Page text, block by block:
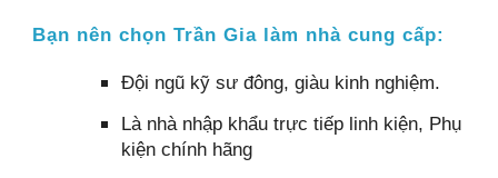
Bạn nên chọn Trần Gia làm nhà cung cấp:
Đội ngũ kỹ sư đông, giàu kinh nghiệm.
Là nhà nhập khẩu trực tiếp linh kiện, Phụ
kiện chính hãng